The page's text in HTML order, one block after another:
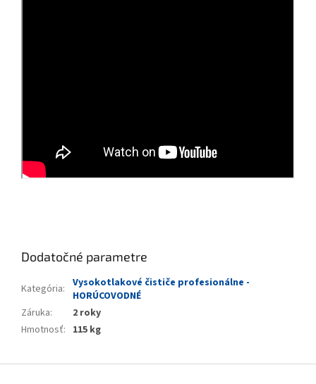
Dodatočné parametre
Kategória: Vysokotlakové čističe profesionálne -
HORÚCOVODNÉ
Záruka:
2 roky
Hmotnosť: 115 kg